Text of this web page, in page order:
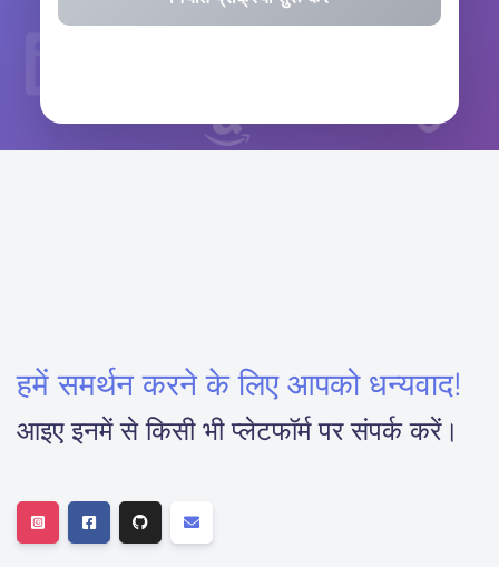
हमें समर्थन करने के लिए आपको धन्यवाद!
आइए इनमें से किसी भी प्लेटफॉर्म पर संपर्क करें।